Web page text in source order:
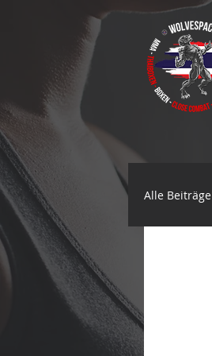
Alle Beiträge